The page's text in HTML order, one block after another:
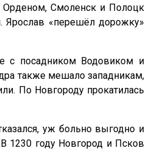
Орденом, Смоленск и Полоцк
Ярослав «перешёл дорожку»
с посадником Водовиком и
также мешало западникам,
По Новгороду прокатилась
уж больно выгодно и
1230 году Новгород и Псков